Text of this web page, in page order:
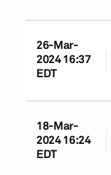
26-Mar-
2024 16:37
EDT
18-Mar-
2024 16:24
EDT